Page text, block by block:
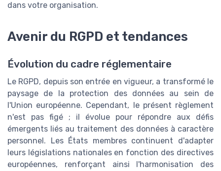
dans votre organisation.
Avenir du RGPD et tendances
Évolution du cadre réglementaire
Le RGPD, depuis son entrée en vigueur, a transformé le
paysage de la protection des données au sein de
l'Union européenne. Cependant, le présent règlement
n'est pas figé ; il évolue pour répondre aux défis
émergents liés au traitement des données à caractère
personnel. Les États membres continuent d'adapter
leurs législations nationales en fonction des directives
européennes, renforçant ainsi l'harmonisation des